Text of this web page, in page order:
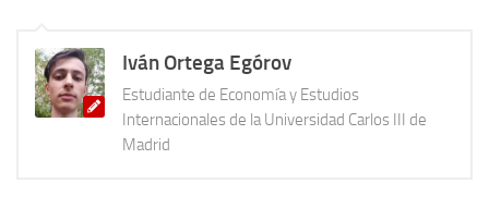
Iván Ortega Egórov
Estudiante de Economía y Estudios
Internacionales de la Universidad Carlos III de
Madrid